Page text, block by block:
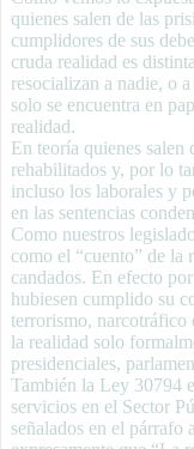
quienes salen de las
cumplidores de sus
cruda realidad es
resocializan a nadie, o
solo se encuentra en
realidad.
En teoría quienes salen
rehabilitados y, por lo
incluso los laborales y
en las sentencias
Como nuestros
como el “cuento” de la
candados. En efecto
hubiesen cumplido su
terrorismo, narcotráfico
la realidad solo
presidenciales,
También la Ley 30794
servicios en el Sector
señalados en el párrafo